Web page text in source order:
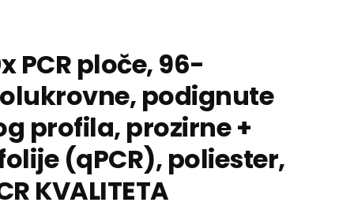
PCR ploče, 96-
podignute
profila, prozirne +
(qPCR), poliester,
KVALITETA